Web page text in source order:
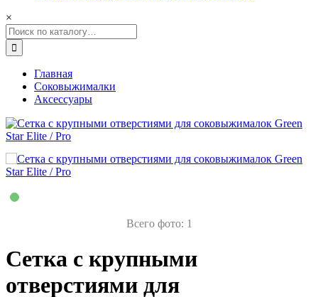
×
Главная
Соковыжималки
Аксессуары
Всего фото: 1
Сетка с крупными
отверстиями для